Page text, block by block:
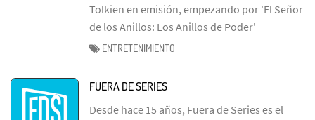
Tolkien en emisión, empezando por 'El Señor
de los Anillos: Los Anillos de Poder'
ENTRETENIMIENTO
FUERA DE SERIES
Desde hace 15 años, Fuera de Series es el